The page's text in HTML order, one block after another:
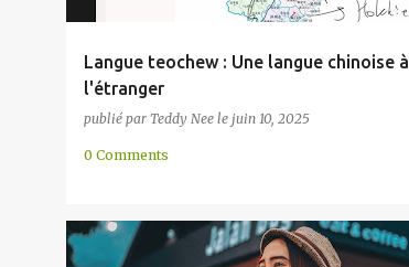
Langue teochew : Une langue chinoise à
l'étranger
publié par Teddy Nee le juin 10, 2025
0 Comments
AUSTRONÉSIENNE BRUNEI INDONÉSIE